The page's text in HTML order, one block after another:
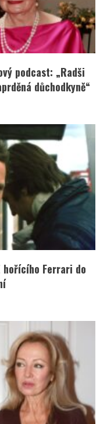
podcast: „Radši
důchodkyně“
hořícího Ferrari do